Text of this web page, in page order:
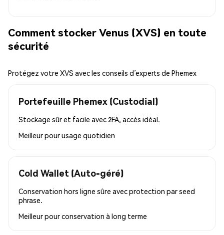
Comment stocker Venus (XVS) en toute
sécurité
Protégez votre XVS avec les conseils d’experts de Phemex
Portefeuille Phemex (Custodial)
Stockage sûr et facile avec 2FA, accès idéal.
Meilleur pourusage quotidien
Cold Wallet (Auto-géré)
Conservation hors ligne sûre avec protection par seed
phrase.
Meilleur pourconservation à long terme